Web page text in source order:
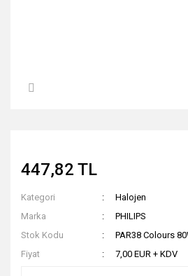
447,82 TL
Kategori
Halojen
Marka
PHILIPS
Stok Kodu
PAR38 Colours
Fiyat
7,00 EUR + KDV